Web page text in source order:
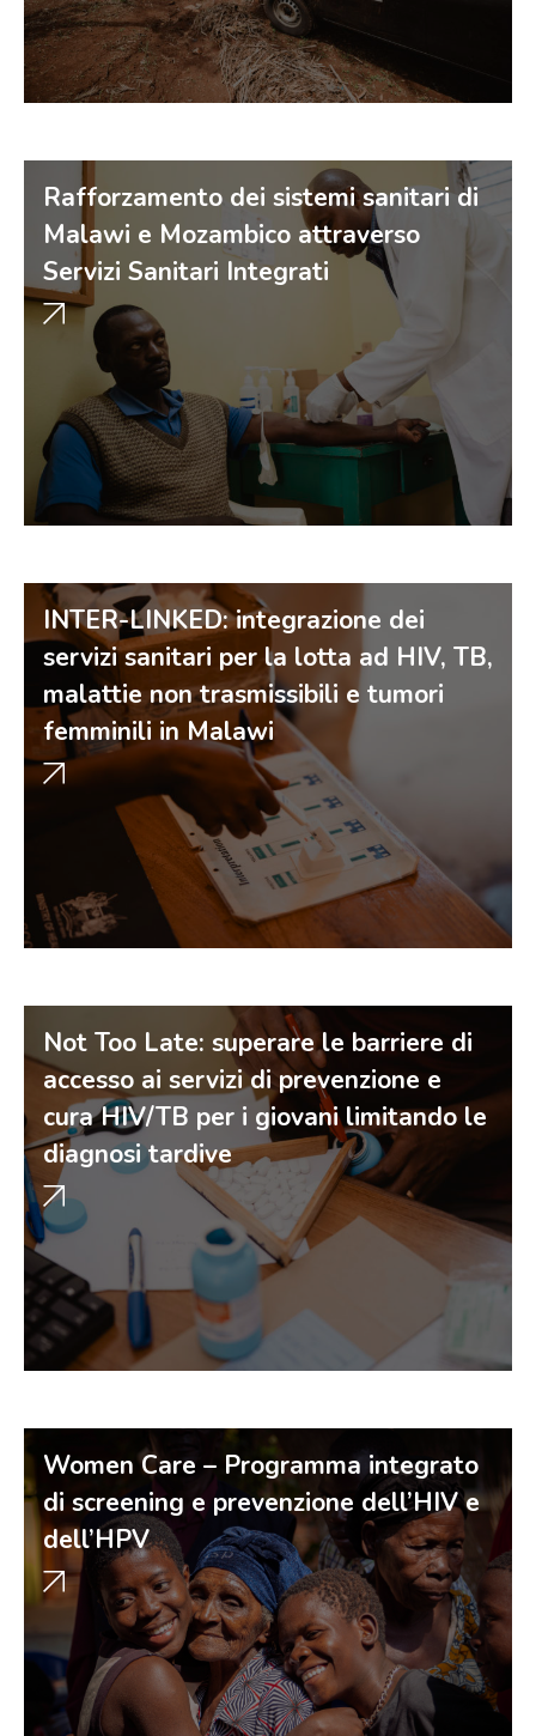
Rafforzamento dei sistemi sanitari di
Malawi e Mozambico attraverso
Servizi Sanitari Integrati
INTER-LINKED: integrazione dei
servizi sanitari per la lotta ad HIV, TB,
malattie non trasmissibili e tumori
femminili in Malawi
Not Too Late: superare le barriere di
accesso ai servizi di prevenzione e
cura HIV/TB per i giovani limitando le
diagnosi tardive
Women Care – Programma integrato
di screening e prevenzione dell’HIV e
dell’HPV